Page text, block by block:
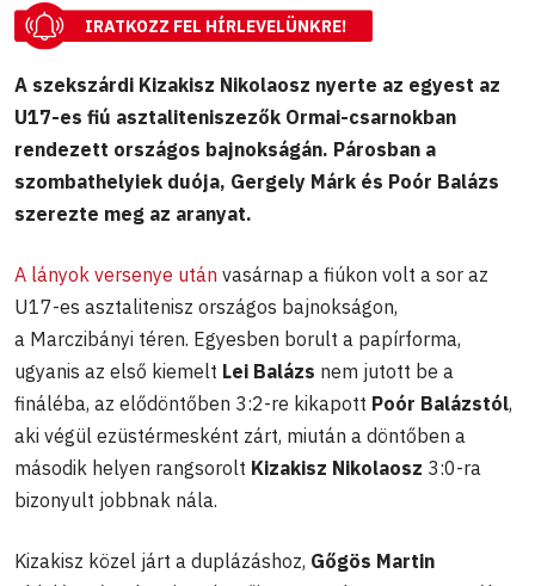
IRATKOZZ FEL HÍRLEVELÜNKRE!
A szekszárdi Kizakisz Nikolaosz nyerte az egyest az
U17-es fiú asztaliteniszezők Ormai-csarnokban
rendezett országos bajnokságán. Párosban a
szombathelyiek duója, Gergely Márk és Poór Balázs
szerezte meg az aranyat.
A lányok versenye után vasárnap a fiúkon volt a sor az
U17-es asztalitenisz országos bajnokságon,
a Marczibányi téren. Egyesben borult a papírforma,
ugyanis az első kiemelt Lei Balázs nem jutott be a
fináléba, az elődöntőben 3:2-re kikapott Poór Balázstól,
aki végül ezüstérmesként zárt, miután a döntőben a
második helyen rangsorolt Kizakisz Nikolaosz 3:0-ra
bizonyult jobbnak nála.
Kizakisz közel járt a duplázáshoz, Gőgös Martin